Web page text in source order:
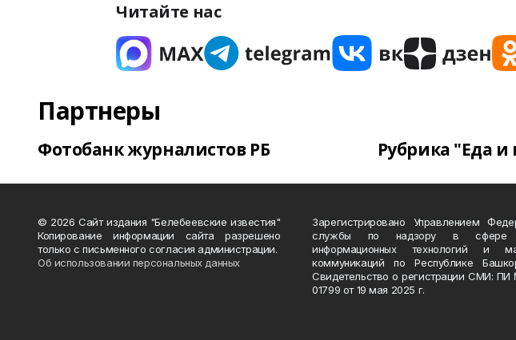
Читайте нас
Партнеры
Фотобанк журналистов РБ Рубрика "Еда
© 2026 Сайт издания "Белебеевские известия"
Копирование информации сайта разрешено
только с письменного согласия администрации.
Об использовании персональных данных
Зарегистрировано Управлением
службы по надзору в сфере
информационных технологий и
коммуникаций по Республике
Свидетельство о регистрации СМИ:
01799 от 19 мая 2025 г.